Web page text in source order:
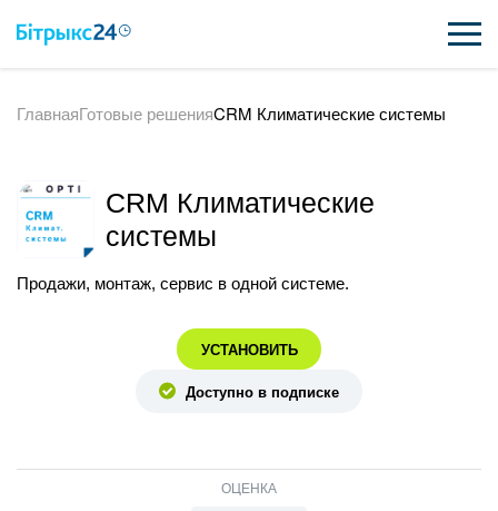
ВОЗМОЖНОСТИ
ИНТЕГРАЦИИ
ГлавнаяГотовые решенияCRM Климатические системы
CRM Климатические
системы
Продажи, монтаж, сервис в одной системе.
УСТАНОВИТЬ
Доступно в подписке
ОЦЕНКА